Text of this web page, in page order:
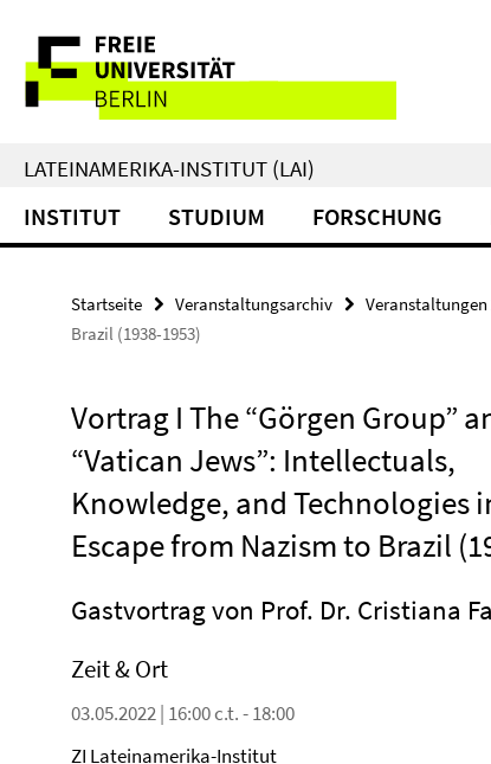
direkt
Inhalt
Service-
Navigation
LATEINAMERIKA-INSTITUT (LAI)
INSTITUT STUDIUM FORSCHUNG
Startseite Veranstaltungsarchiv Veranstaltungen
Brazil (1938-1953)
Vortrag I The “Görgen Group”
“Vatican Jews”: Intellectuals,
Knowledge, and Technologies
Escape from Nazism to Brazil
Gastvortrag von Prof. Dr. Cristiana
Zeit & Ort
03.05.2022 | 16:00 c.t. - 18:00
ZI Lateinamerika-Institut